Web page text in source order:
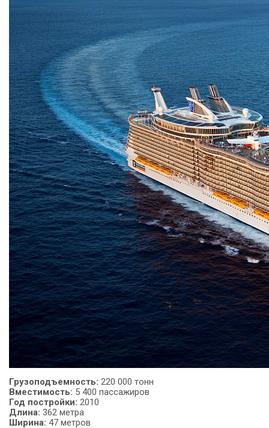
Грузоподъемность: 220 000 тонн
Вместимость: 5 400 пассажиров
Год постройки: 2010
Длина: 362 метра
Ширина: 47 метров